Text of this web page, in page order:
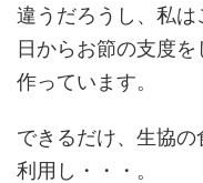
違うだろうし、私
日からお節の支度
作っています。
できるだけ、生協
利用し・・・。